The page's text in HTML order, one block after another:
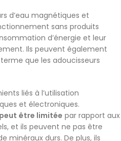
d’eau magnétiques et
sans produits
d’énergie et leur
Ils peuvent également
que les adoucisseurs
liés à l’utilisation
et électroniques.
être limitée par rapport aux
et ils peuvent ne pas être
minéraux durs. De plus, ils